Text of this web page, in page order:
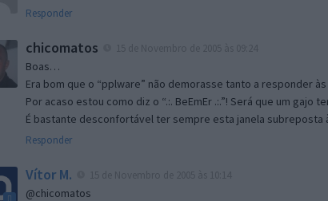
Responder
chicomatos
Boas…
Era bom que o “pplware” não demorasse tanto a responder
Por acaso estou como diz o “.:. BeEmEr .:.”! Será que um gajo
É bastante desconfortável ter sempre esta janela subreposta
Responder
Vítor M.
@chicomatos